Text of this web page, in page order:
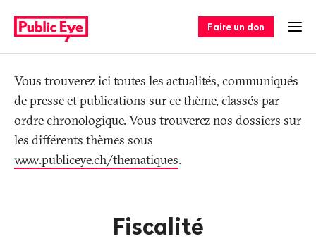
sur
publiceye.ch
rapide
Faire un don
TagVous trouverez ici toutes les actualités, communiqués
de presse et publications sur ce thème, classés par
ordre chronologique. Vous trouverez nos dossiers sur
les différents thèmes sous
www.publiceye.ch/thematiques.
Fiscalité